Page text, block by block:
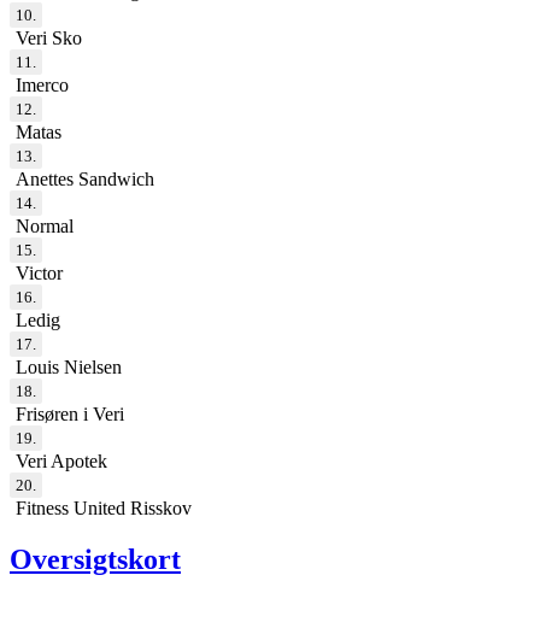
10.
Veri Sko
11.
Imerco
12.
Matas
13.
Anettes Sandwich
14.
Normal
15.
Victor
16.
Ledig
17.
Louis Nielsen
18.
Frisøren i Veri
19.
Veri Apotek
20.
Fitness United Risskov
Oversigtskort